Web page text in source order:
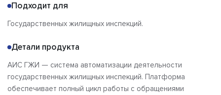
Стоимость
Сравнения
Отзывы
Подходит для
Государственных жилищных инспекций.
Детали продукта
АИС ГЖИ — система автоматизации деятельности
государственных жилищных инспекций. Платформа
обеспечивает полный цикл работы с обращениями